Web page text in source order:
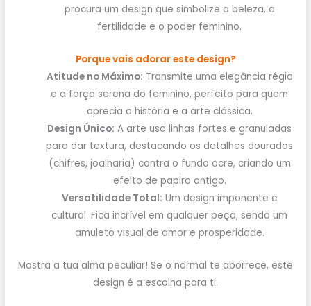
procura um design que simbolize a beleza, a
fertilidade e o poder feminino.
Porque vais adorar este design?
Atitude no Máximo: Transmite uma elegância régia
e a força serena do feminino, perfeito para quem
aprecia a história e a arte clássica.
Design Único: A arte usa linhas fortes e granuladas
para dar textura, destacando os detalhes dourados
(chifres, joalharia) contra o fundo ocre, criando um
efeito de papiro antigo.
Versatilidade Total: Um design imponente e
cultural. Fica incrível em qualquer peça, sendo um
amuleto visual de amor e prosperidade.
Mostra a tua alma peculiar! Se o normal te aborrece, este
design é a escolha para ti.